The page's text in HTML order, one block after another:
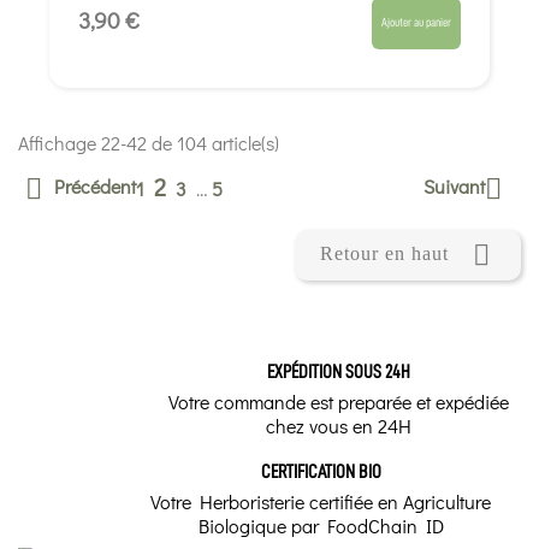
3,90 € Ajouter au panier
Affichage 22-42 de 104 article(s)
 Précédent1 2 3 … 5 Suivant
Retour en haut 
EXPÉDITION SOUS 24H
Votre commande est preparée et expédiée
chez vous en 24H
CERTIFICATION BIO
Votre Herboristerie certifiée en Agriculture
Biologique par FoodChain ID